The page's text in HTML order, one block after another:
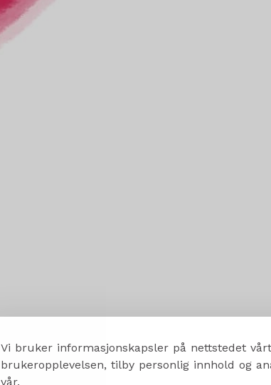
Vi bruker informasjonskapsler på nettstedet
brukeropplevelsen, tilby personlig innhold og
vår.